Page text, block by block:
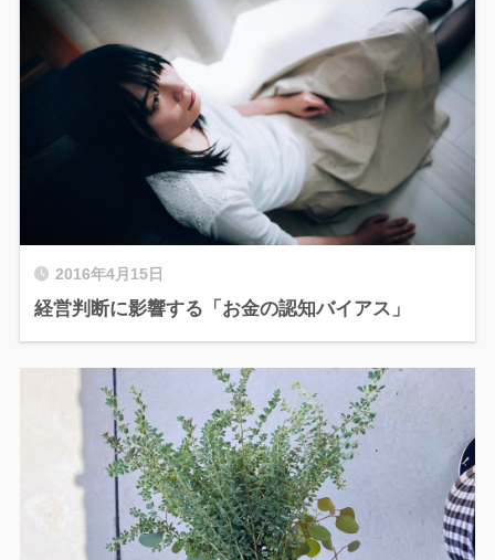
2016年4月15日
経営判断に影響する「お金の認知バイアス」